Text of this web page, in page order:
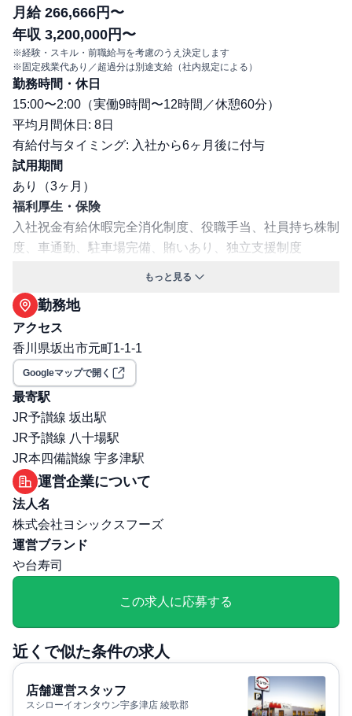
月給 266,666円〜
年収 3,200,000円〜
※経験・スキル・前職給与を考慮のうえ決定します
※固定残業代あり／超過分は別途支給（社内規定による）
勤務時間・休日
15:00〜2:00（実働9時間〜12時間／休憩60分）
平均月間休日: 8日
有給付与タイミング: 入社から6ヶ月後に付与
試用期間
あり（3ヶ月）
福利厚生・保険
⼊社祝⾦有給休暇完全消化制度、役職⼿当、社員持ち株制
度、⾞通勤、駐⾞場完備、賄いあり、独⽴支援制度
災保険）
職場環境・ルール
受動喫煙対策（喫煙ルール）: 無
選考プロセス
面接回数: 1回
選考プロセス詳細: 1回 対面のみ
その他
勤務・休日に関する補足: ・勤務時間： 15:00～26：00※
残業時の時給1304円以上※時間外労働分に対して1分単位
で支給・休日：週休二日制シフト制（年間休日105日）
もっと見る
勤務地
アクセス
香川県坂出市元町1-1-1
Googleマップで開く
最寄駅
JR予讃線 坂出駅
JR予讃線 八十場駅
JR本四備讃線 宇多津駅
運営企業について
法人名
株式会社ヨシックスフーズ
運営ブランド
や台寿司
この求人に応募する
近くで似た条件の求人
店舗運営スタッフ
スシローイオンタウン宇多津店 綾歌郡